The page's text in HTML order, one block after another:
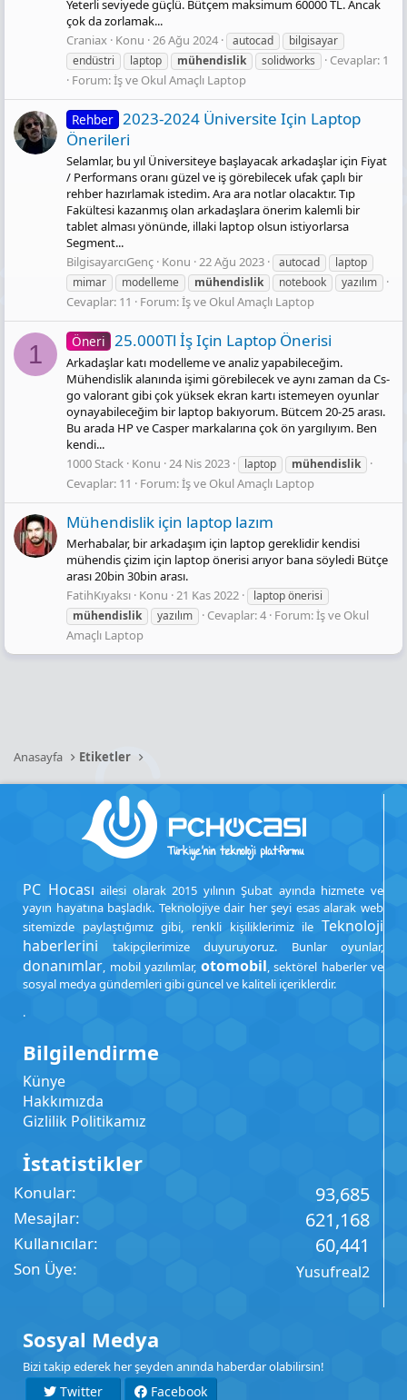
Yeterli seviyede güçlü. Bütçem maksimum 60000 TL. Ancak
çok da zorlamak...
Craniax Konu 26 Ağu 2024 autocad
bilgisayar
endüstri
laptop mühendislik solidworks
Cevaplar: 1
Forum:İş ve Okul Amaçlı Laptop
Rehber 2023-2024 Üniversite Için Laptop
Önerileri
Selamlar, bu yıl Üniversiteye başlayacak arkadaşlar için Fiyat
/ Performans oranı güzel ve iş görebilecek ufak çaplı bir
rehber hazırlamak istedim. Ara ara notlar olacaktır. Tıp
Fakültesi kazanmış olan arkadaşlara önerim kalemli bir
tablet alması yönünde, illaki laptop olsun istiyorlarsa
Segment...
BilgisayarcıGenç Konu 22 Ağu 2023 autocad
laptop
mimar
modelleme mühendislik notebook yazılım
Cevaplar: 11 Forum:İş ve Okul Amaçlı Laptop
1 Öneri 25.000Tl İş Için Laptop Önerisi
Arkadaşlar katı modelleme ve analiz yapabileceğim.
Mühendislik alanında işimi görebilecek ve aynı zaman da Cs-
go valorant gibi çok yüksek ekran kartı istemeyen oyunlar
oynayabileceğim bir laptop bakıyorum. Bütcem 20-25 arası.
Bu arada HP ve Casper markalarına çok ön yargılıyım. Ben
kendi...
1000 Stack Konu 24 Nis 2023 laptop mühendislik
Cevaplar: 11 Forum:İş ve Okul Amaçlı Laptop
Mühendislik için laptop lazım
Merhabalar, bir arkadaşım için laptop gereklidir kendisi
mühendis çizim için laptop önerisi arıyor bana söyledi Bütçe
arası 20bin 30bin arası.
FatihKıyaksı Konu 21 Kas 2022
laptop önerisi
mühendislik
yazılım Cevaplar: 4 Forum:İş ve Okul
Amaçlı Laptop
Anasayfa Etiketler
PC Hocası ailesi olarak 2015 yılının Şubat ayında hizmete ve
yayın hayatına başladık. Teknolojiye dair her şeyi esas alarak web
sitemizde paylaştığımız gibi, renkli kişiliklerimiz ile Teknoloji
haberlerini takipçilerimize duyuruyoruz. Bunlar oyunlar,
donanımlar, mobil yazılımlar, otomobil, sektörel haberler ve
sosyal medya gündemleri gibi güncel ve kaliteli içeriklerdir.
.
Bilgilendirme
Künye
Hakkımızda
Gizlilik Politikamız
İstatistikler
Konular 93,685
Mesajlar 621,168
Kullanıcılar 60,441
Son Üye Yusufreal2
Sosyal Medya
Bizi takip ederek her şeyden anında haberdar olabilirsin!
Twitter Facebook